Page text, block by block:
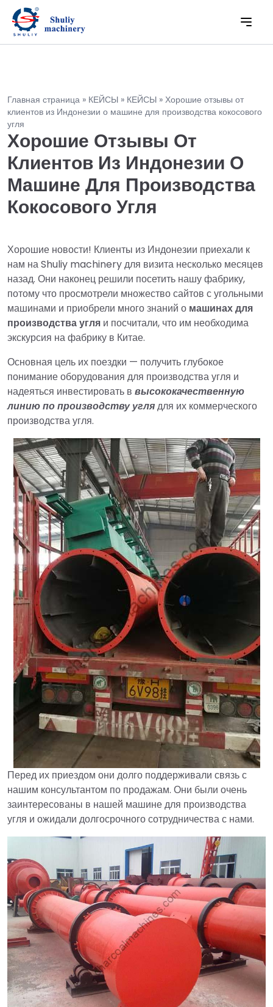
Главная страница » КЕЙСЫ » КЕЙСЫ » Хорошие отзывы от
клиентов из Индонезии о машине для производства кокосового
угля
Хорошие Отзывы От
Клиентов Из Индонезии О
Машине Для Производства
Кокосового Угля
Хорошие новости! Клиенты из Индонезии приехали к
нам на Shuliy machinery для визита несколько месяцев
назад. Они наконец решили посетить нашу фабрику,
потому что просмотрели множество сайтов с угольными
машинами и приобрели много знаний о машинах для
производства угля и посчитали, что им необходима
экскурсия на фабрику в Китае.
Основная цель их поездки — получить глубокое
понимание оборудования для производства угля и
надеяться инвестировать в высококачественную
линию по производству углядля их коммерческого
производства угля.
Перед их приездом они долго поддерживали связь с
нашим консультантом по продажам. Они были очень
заинтересованы в нашей машине для производства
угля и ожидали долгосрочного сотрудничества с нами.